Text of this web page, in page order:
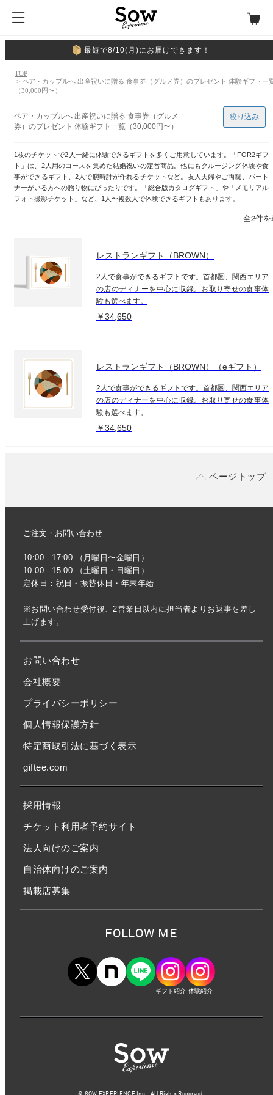
最短で8/10(月)にお届けできます！
TOP
> ペア・カップルへ 出産祝いに贈る 食事券（グルメ券）のプレゼント 体験ギフト一
（30,000円〜）
ペア・カップルへ 出産祝いに贈る 食事券（グルメ
券）のプレゼント 体験ギフト一覧（30,000円〜）
1枚のチケットで2人一緒に体験できるギフトを多くご用意しています。「FOR2ギフ
ト」は、2人用のコースを集めた結婚祝いの定番商品。他にもクルージング体験や食
事ができるギフト、2人で腕時計が作れるチケットなど。友人夫婦やご両親、パート
ナーがいる方への贈り物にぴったりです。「総合版カタログギフト」や「メモリアル
フォト撮影チケット」など、1人〜複数人で体験できるギフトもあります。
絞り込み
全2件
レストランギフト（BROWN）
2人で食事ができるギフトです。首都圏、関西エリア
の店のディナーを中心に収録。お取り寄せの食事体
験も選べます。
￥34,650
レストランギフト（BROWN）（eギフト）
2人で食事ができるギフトです。首都圏、関西エリア
の店のディナーを中心に収録。お取り寄せの食事体
験も選べます。
￥34,650
ページトップ
ご注文・お問い合わせ
10:00 - 17:00 （月曜日〜金曜日）
10:00 - 15:00 （土曜日・日曜日）
定休日：祝日・振替休日・年末年始
※お問い合わせ受付後、2営業日以内に担当者よりお返事を差し
上げます。
お問い合わせ
会社概要
プライバシーポリシー
個人情報保護方針
特定商取引法に基づく表示
giftee.com
採用情報
チケット利用者予約サイト
法人向けのご案内
自治体向けのご案内
掲載店募集
FOLLOW ME
ギフト紹介 体験紹介
©︎ SOW EXPERIENCE Inc., All Rights Reserved.